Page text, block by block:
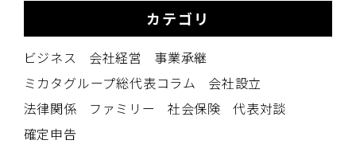
カテゴリ
ビジネス 会社経営
事業承継
ミカタグループ総代表コラム
会社設立
法律関係
ファミリー 社会保険
代表対談
確定申告